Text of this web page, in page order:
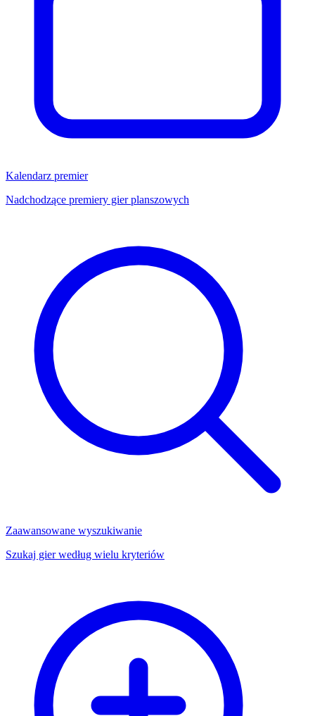
Kalendarz premier
Nadchodzące premiery gier planszowych
Zaawansowane wyszukiwanie
Szukaj gier według wielu kryteriów